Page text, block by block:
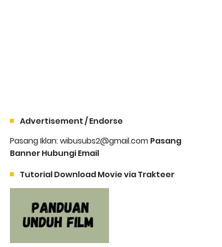
Advertisement / Endorse
Pasang Iklan: wibusubs2@gmail.com Pasang
Banner Hubungi Email
Tutorial Download Movie via Trakteer